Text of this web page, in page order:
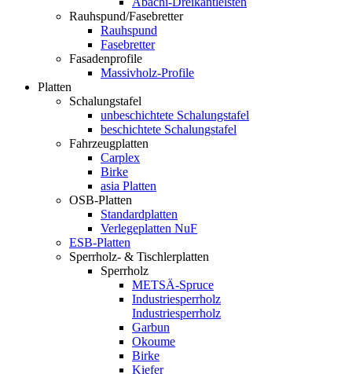
Rauhspund/Fasebretter
Rauhspund
Fasebretter
Fasadenprofile
Massivholz-Profile
Platten
Schalungstafel
unbeschichtete Schalungstafel
beschichtete Schalungstafel
Fahrzeugplatten
Carplex
Birke
asia Platten
OSB-Platten
Standardplatten
Verlegeplatten NuF
ESB-Platten
Sperrholz- & Tischlerplatten
Sperrholz
METSÄ-Spruce
Industriesperrholz
Industriesperrholz
Garbun
Okoume
Birke
Kiefer